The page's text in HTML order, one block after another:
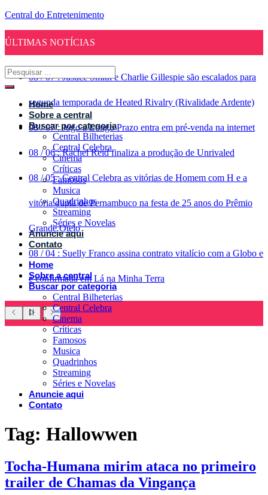
Central do Entretenimento
ÚLTIMAS NOTÍCIAS
08 / 07 : Justice Smith e Charlie Gillespie são escalados para
segunda temporada de Heated Rivalry (Rivalidade Ardente)
08 / 07 : Jogo a Longo Prazo entra em pré-venda na internet
08 / 06 : Rachel Reid finaliza a produção de Unrivaled
08 / 05 : Central Celebra as vitórias de Homem com H e a
vitória dupla de Pernambuco na festa de 25 anos do Prêmio
Grande Otelo
08 / 04 : Suelly Franco assina contrato vitalício com a Globo e
é confirmada em Lá na Minha Terra
Home
Sobre a central
Buscar por categoria
Central Bilheterias
Central Celebra
Cinema
Críticas
Famosos
Musica
Quadrinhos
Streaming
Séries e Novelas
Anuncie aqui
Contato
Home
Sobre a central
Buscar por categoria
Central Bilheterias
Central Celebra
Cinema
Críticas
Famosos
Musica
Quadrinhos
Streaming
Séries e Novelas
Anuncie aqui
Contato
Tag: Hallowwen
Tocha-Humana mirim ataca no primeiro
trailer de Chamas da Vingança